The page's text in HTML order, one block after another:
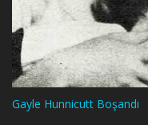
Gayle Hunnicutt Boşandı